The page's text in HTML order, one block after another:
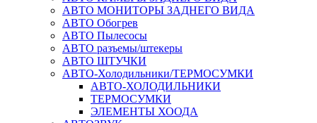
АВТО МОНИТОРЫ ЗАДНЕГО ВИДА
АВТО Обогрев
АВТО Пылесосы
АВТО разъемы/штекеры
АВТО ШТУЧКИ
АВТО-Холодильники/ТЕРМОСУМКИ
АВТО-ХОЛОДИЛЬНИКИ
ТЕРМОСУМКИ
ЭЛЕМЕНТЫ ХООДА